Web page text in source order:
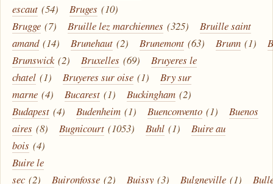
escaut (54) Bruges (10)
Brugge (7) Bruille lez marchiennes (325)
Bruille saint
amand (14) Brunehaut (2) Brunemont (63) Brunn (1)
Brunswick (2) Bruxelles (69)
Bruyeres le
chatel (1) Bruyeres sur oise (1)
Bry sur
marne (4) Bucarest (1) Buckingham (2)
Budapest (4) Budenheim (1) Buenconvento (1)
Buenos
aires (8) Bugnicourt (1053) Buhl (1)
Buire au
bois (4)
Buire le
sec (2) Buironfosse (2) Buissy (3) Bulgneville (1)